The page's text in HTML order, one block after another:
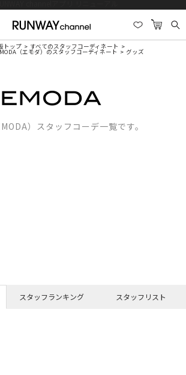
トップ すべてのスタッフコーディネート
（エモダ）のスタッフコーディネート グッズ
）スタッフコーデ一覧です。
スタッフランキング スタッフリスト